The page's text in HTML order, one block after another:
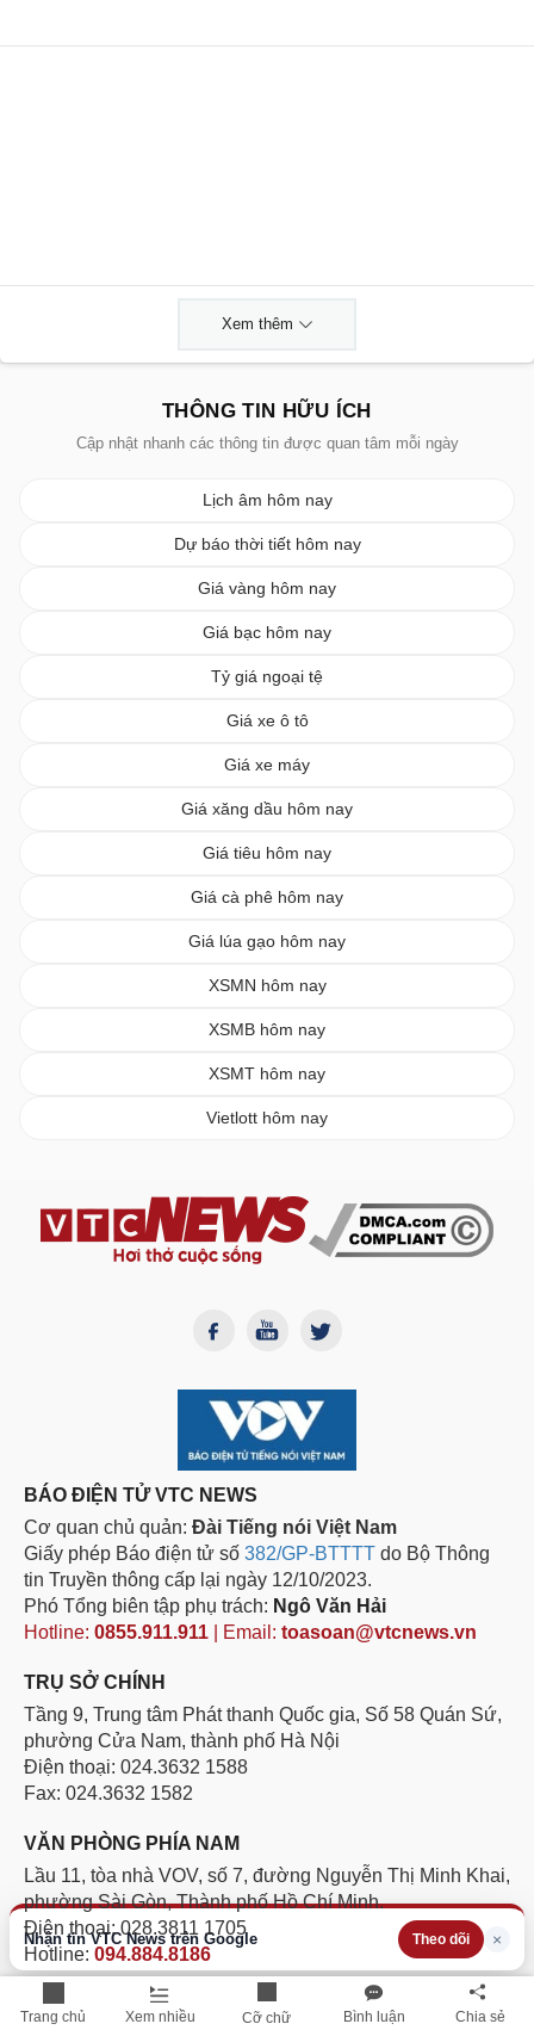
Trang chủ Xem nhiều Cỡ chữ Bình luận Chia sẻ
Nhận tin VTC News trên Google Theo dõi ×
Xem thêm
THÔNG TIN HỮU ÍCH
Cập nhật nhanh các thông tin được quan tâm mỗi ngày
Lịch âm hôm nay
Dự báo thời tiết hôm nay
Giá vàng hôm nay
Giá bạc hôm nay
Tỷ giá ngoại tệ
Giá xe ô tô
Giá xe máy
Giá xăng dầu hôm nay
Giá tiêu hôm nay
Giá cà phê hôm nay
Giá lúa gạo hôm nay
XSMN hôm nay
XSMB hôm nay
XSMT hôm nay
Vietlott hôm nay
BÁO ĐIỆN TỬ VTC NEWS
Cơ quan chủ quản: Đài Tiếng nói Việt Nam
Giấy phép Báo điện tử số 382/GP-BTTTT do Bộ Thông
tin Truyền thông cấp lại ngày 12/10/2023.
Phó Tổng biên tập phụ trách: Ngô Văn Hải
Hotline: 0855.911.911 | Email: toasoan@vtcnews.vn
TRỤ SỞ CHÍNH
Tầng 9, Trung tâm Phát thanh Quốc gia, Số 58 Quán Sứ,
phường Cửa Nam, thành phố Hà Nội
Điện thoại: 024.3632 1588
Fax: 024.3632 1582
VĂN PHÒNG PHÍA NAM
Lầu 11, tòa nhà VOV, số 7, đường Nguyễn Thị Minh Khai,
phường Sài Gòn, Thành phố Hồ Chí Minh.
Điện thoại: 028.3811 1705
Hotline: 094.884.8186
Không được sao chép lại bất kỳ thông tin nào từ website